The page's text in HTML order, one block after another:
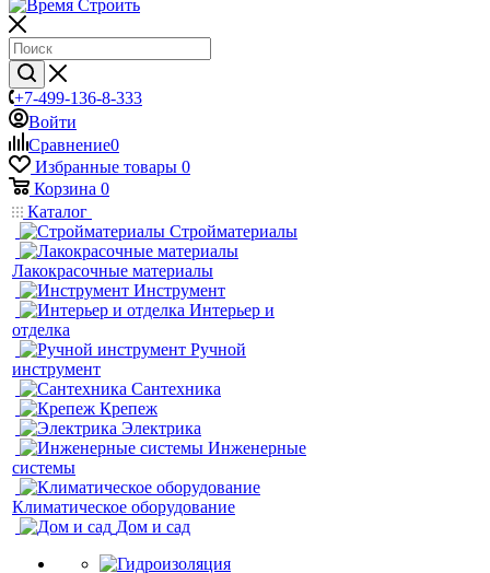
+7-499-136-8-333
Войти
Сравнение0
Избранные товары 0
Корзина 0
Каталог
Стройматериалы
Лакокрасочные материалы
Инструмент
Интерьер и
отделка
Ручной
инструмент
Сантехника
Крепеж
Электрика
Инженерные
системы
Климатическое оборудование
Дом и сад